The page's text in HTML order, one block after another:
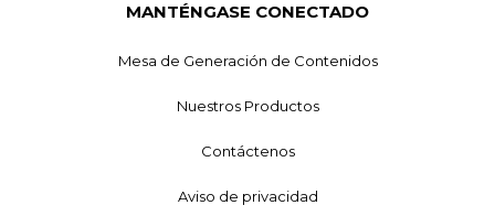
MANTÉNGASE CONECTADO
Mesa de Generación de Contenidos
Nuestros Productos
Contáctenos
Aviso de privacidad